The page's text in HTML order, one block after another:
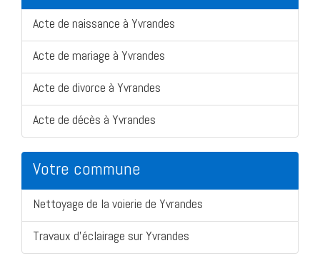
Acte de naissance à Yvrandes
Acte de mariage à Yvrandes
Acte de divorce à Yvrandes
Acte de décès à Yvrandes
Votre commune
Nettoyage de la voierie de Yvrandes
Travaux d'éclairage sur Yvrandes